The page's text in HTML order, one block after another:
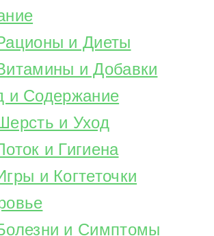
и Диеты
и Добавки
и Содержание
и Уход
и Гигиена
и Когтеточки
и Симптомы